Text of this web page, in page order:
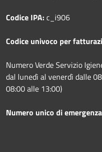
Codice IPA:c_i906
Codice univoco per
Numero Verde Servizio
dal lunedì al venerdì dalle
08:00 alle 13:00)
Numero unico di